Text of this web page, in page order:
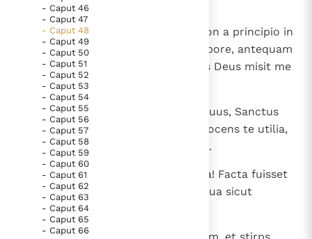
- Caput 46
- Caput 47
- Caput 48
- Caput 49
- Caput 50
- Caput 51
- Caput 52
- Caput 53
- Caput 54
- Caput 55
- Caput 56
- Caput 57
- Caput 58
- Caput 59
- Caput 60
- Caput 61
- Caput 62
- Caput 63
- Caput 64
- Caput 65
- Caput 66
eum, et prospera fuit via eius.
Accedite ad me et audite hoc: Non a principio in
abscondito locutus sum; ex tempore, antequam
fieret, ibi eram; et nunc Dominus Deus misit me
cum spiritu suo.
Haec dicit Dominus, redemptor tuus, Sanctus
Israel: Ego Dominus Deus tuus docens te utilia,
gubernans te in via, qua ambulas.
Utinam attendisses mandata mea! Facta fuisset
sicut flumen pax tua, et iustitia tua sicut
gurgites maris;